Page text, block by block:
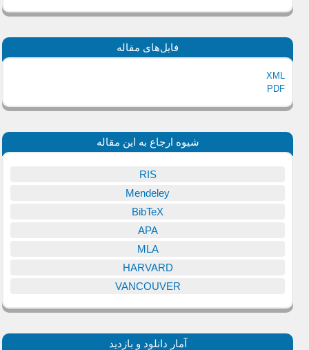
فایل‌های مقاله
XML
PDF
شیوه ارجاع به این مقاله
RIS
Mendeley
BibTeX
APA
MLA
HARVARD
VANCOUVER
آمار دانلود و بازدید